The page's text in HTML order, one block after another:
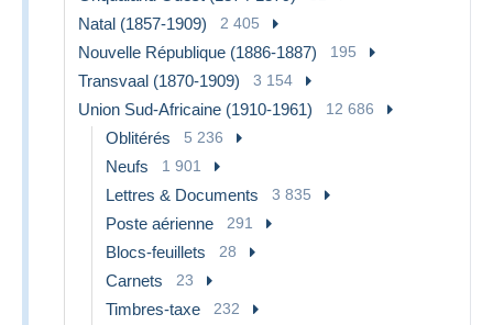
Natal (1857-1909) 2 405
Nouvelle République (1886-1887) 195
Transvaal (1870-1909) 3 154
Union Sud-Africaine (1910-1961) 12 686
Oblitérés 5 236
Neufs 1 901
Lettres & Documents 3 835
Poste aérienne 291
Blocs-feuillets 28
Carnets 23
Timbres-taxe 232